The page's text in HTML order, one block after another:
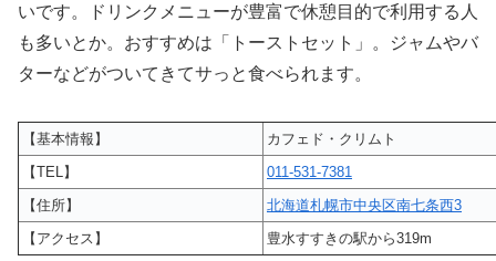
いです。ドリンクメニューが豊富で休憩目的で利用する人
も多いとか。おすすめは「トーストセット」。ジャムやバ
ターなどがついてきてサっと食べられます。
【基本情報】
カフェド・クリムト
【TEL】
011-531-7381
【住所】
北海道札幌市中央区南七条西3
【アクセス】
豊水すすきの駅から319m